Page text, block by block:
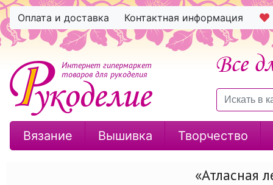
Оплата и доставка Контактная информация
Интернет гипермаркет
товаров для рукоделия
Вязание Вышивка Творчество
«Атласная